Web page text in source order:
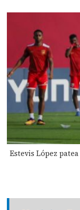
Estevis López